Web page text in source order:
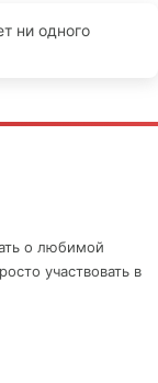
ни одного
о любимой
участвовать в